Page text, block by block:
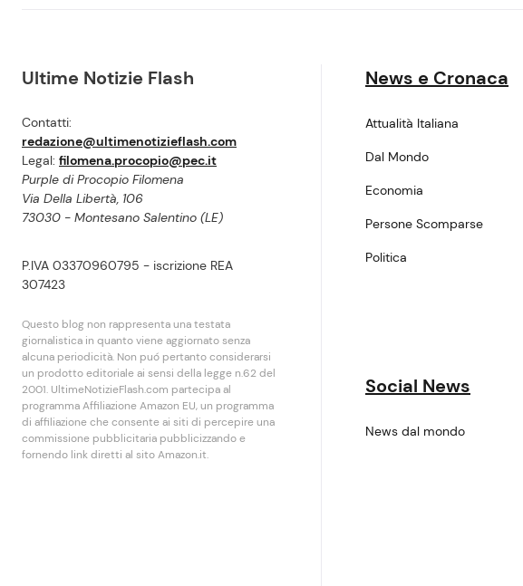
Ultime Notizie Flash
Contatti:
redazione@ultimenotizieflash.com
Legal: filomena.procopio@pec.it
Purple di Procopio Filomena
Via Della Libertà, 106
73030 - Montesano Salentino (LE)
P.IVA 03370960795 - iscrizione REA
307423
Questo blog non rappresenta una testata
giornalistica in quanto viene aggiornato senza
alcuna periodicità. Non puó pertanto considerarsi
un prodotto editoriale ai sensi della legge n.62 del
2001. UltimeNotizieFlash.com partecipa al
programma Affiliazione Amazon EU, un programma
di affiliazione che consente ai siti di percepire una
commissione pubblicitaria pubblicizzando e
fornendo link diretti al sito Amazon.it.
News e Cronaca
Attualità Italiana
Dal Mondo
Economia
Persone Scomparse
Politica
Social News
News dal mondo